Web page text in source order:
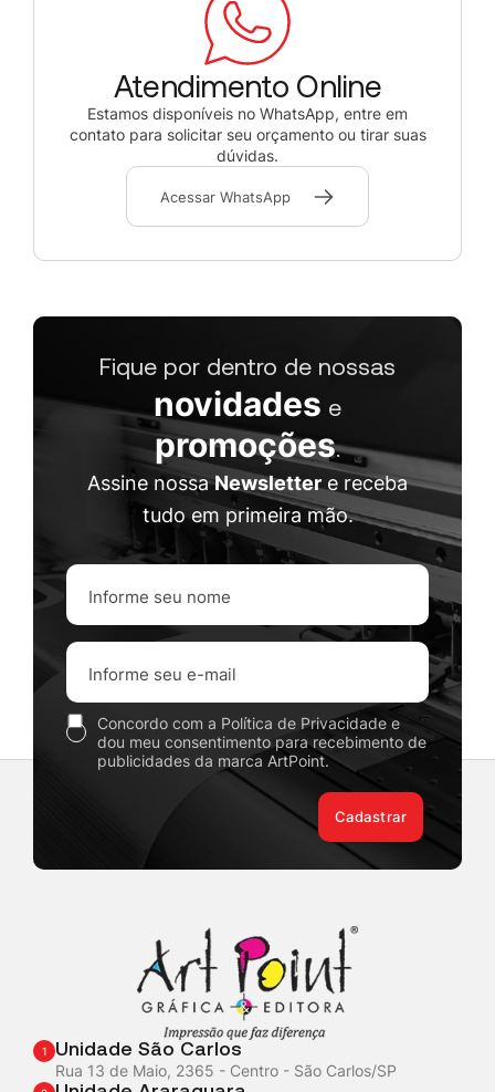
Atendimento Online
Estamos disponíveis no WhatsApp, entre em
contato para solicitar seu orçamento ou tirar suas
dúvidas.
Acessar WhatsApp
Fique por dentro de nossas
novidades e
promoções.
Assine nossaNewslettere receba
tudo em primeira mão.
Concordo com a Política de Privacidade e
dou meu consentimento para recebimento de
publicidades da marca ArtPoint.
Cadastrar
1 Unidade São Carlos
Rua 13 de Maio, 2365 - Centro - São Carlos/SP